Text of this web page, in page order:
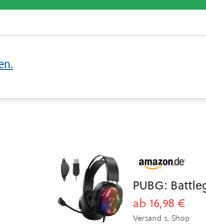
PUBG:
ab 16,98 €
Versand s. Shop